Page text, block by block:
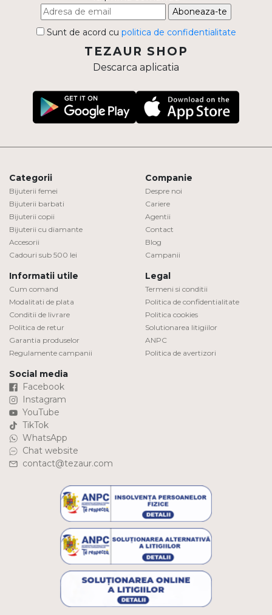
Aboneaza-te
Sunt de acord cu politica de confidentialitate
TEZAUR SHOP
Descarca aplicatia
Categorii
Bijuterii femei
Bijuterii barbati
Bijuterii copii
Bijuterii cu diamante
Accesorii
Cadouri sub 500 lei
Companie
Despre noi
Cariere
Agentii
Contact
Blog
Campanii
Informatii utile
Cum comand
Modalitati de plata
Conditii de livrare
Politica de retur
Garantia produselor
Regulamente campanii
Legal
Termeni si conditii
Politica de confidentialitate
Politica cookies
Solutionarea litigiilor
ANPC
Politica de avertizori
Social media
Facebook
Instagram
YouTube
TikTok
WhatsApp
Chat website
contact@tezaur.com